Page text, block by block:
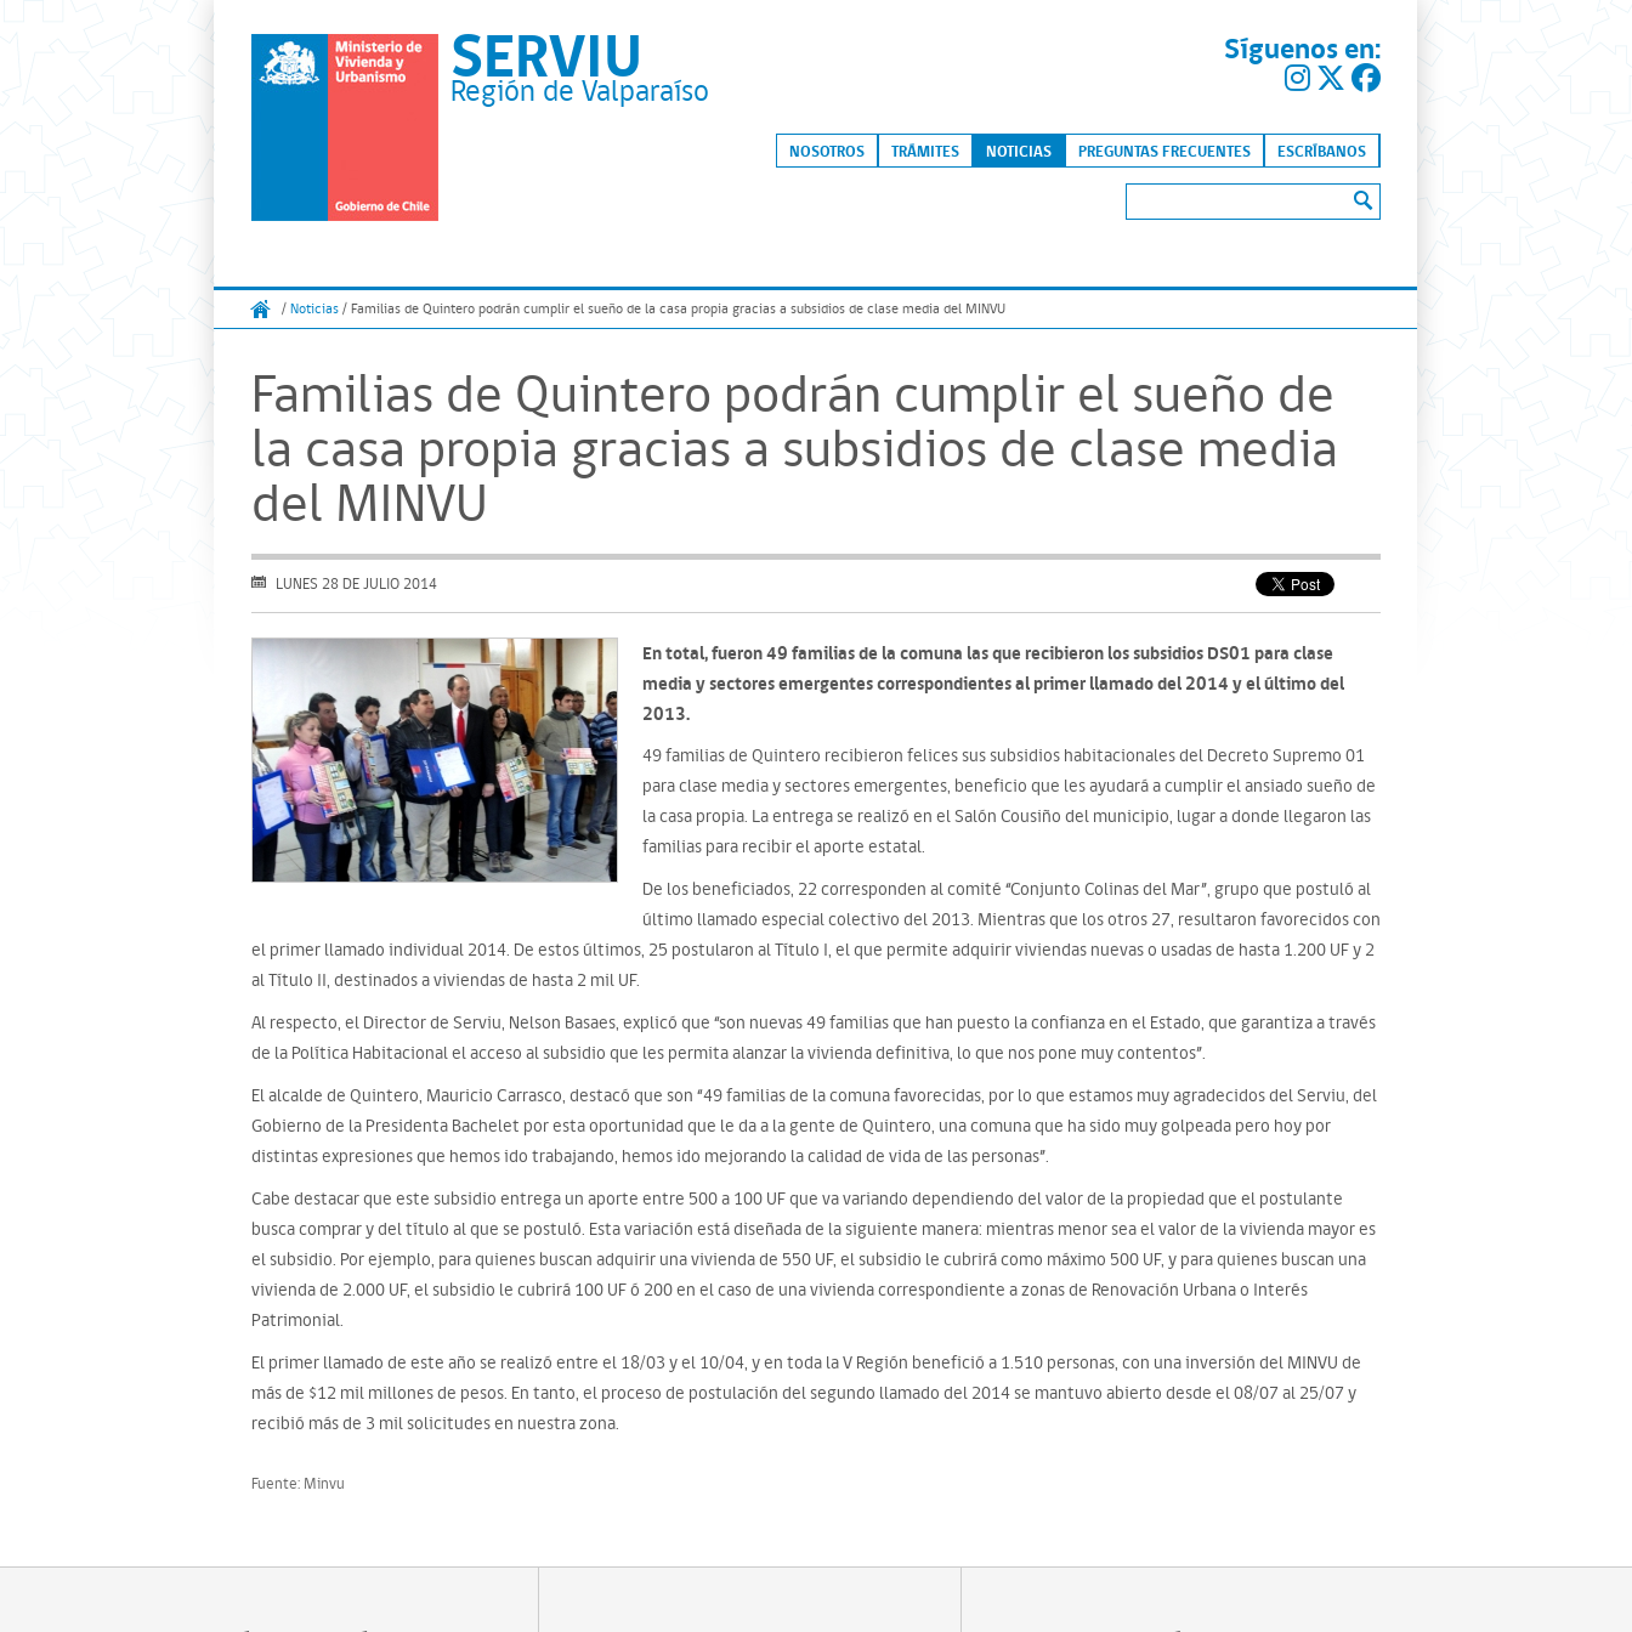
SERVIU
Región de Valparaíso
Síguenos en:
Skip to content
NOSOTROS TRÁMITES NOTICIAS PREGUNTAS FRECUENTES ESCRÍBANOS
/ Noticias / Familias de Quintero podrán cumplir el sueño de la casa propia gracias a subsidios de clase media del MINVU
Familias de Quintero podrán cumplir el sueño de
la casa propia gracias a subsidios de clase media
del MINVU
LUNES 28 DE JULIO 2014
En total, fueron 49 familias de la comuna las que recibieron los subsidios DS01 para clase
media y sectores emergentes correspondientes al primer llamado del 2014 y el último del
2013.
49 familias de Quintero recibieron felices sus subsidios habitacionales del Decreto Supremo 01
para clase media y sectores emergentes, beneficio que les ayudará a cumplir el ansiado sueño de
la casa propia. La entrega se realizó en el Salón Cousiño del municipio, lugar a donde llegaron las
familias para recibir el aporte estatal.
De los beneficiados, 22 corresponden al comité “Conjunto Colinas del Mar”, grupo que postuló al
último llamado especial colectivo del 2013. Mientras que los otros 27, resultaron favorecidos con
el primer llamado individual 2014. De estos últimos, 25 postularon al Título I, el que permite adquirir viviendas nuevas o usadas de hasta 1.200 UF y 2
al Título II, destinados a viviendas de hasta 2 mil UF.
Al respecto, el Director de Serviu, Nelson Basaes, explicó que “son nuevas 49 familias que han puesto la confianza en el Estado, que garantiza a través
de la Política Habitacional el acceso al subsidio que les permita alanzar la vivienda definitiva, lo que nos pone muy contentos”.
El alcalde de Quintero, Mauricio Carrasco, destacó que son “49 familias de la comuna favorecidas, por lo que estamos muy agradecidos del Serviu, del
Gobierno de la Presidenta Bachelet por esta oportunidad que le da a la gente de Quintero, una comuna que ha sido muy golpeada pero hoy por
distintas expresiones que hemos ido trabajando, hemos ido mejorando la calidad de vida de las personas”.
Cabe destacar que este subsidio entrega un aporte entre 500 a 100 UF que va variando dependiendo del valor de la propiedad que el postulante
busca comprar y del título al que se postuló. Esta variación está diseñada de la siguiente manera: mientras menor sea el valor de la vivienda mayor es
el subsidio. Por ejemplo, para quienes buscan adquirir una vivienda de 550 UF, el subsidio le cubrirá como máximo 500 UF, y para quienes buscan una
vivienda de 2.000 UF, el subsidio le cubrirá 100 UF ó 200 en el caso de una vivienda correspondiente a zonas de Renovación Urbana o Interés
Patrimonial.
El primer llamado de este año se realizó entre el 18/03 y el 10/04, y en toda la V Región benefició a 1.510 personas, con una inversión del MINVU de
más de $12 mil millones de pesos. En tanto, el proceso de postulación del segundo llamado del 2014 se mantuvo abierto desde el 08/07 al 25/07 y
recibió más de 3 mil solicitudes en nuestra zona.
Fuente: Minvu